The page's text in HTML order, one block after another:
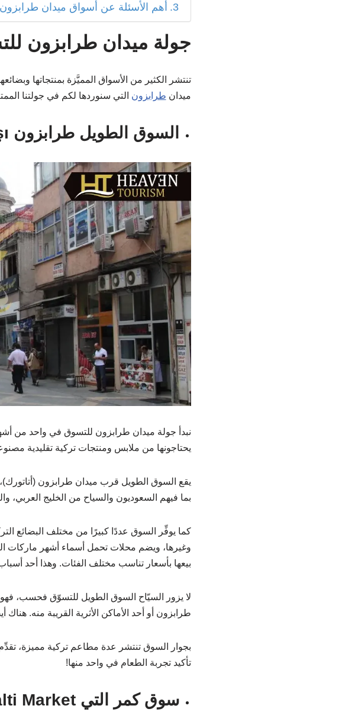
أهم الأسئلة عن أسواق ميدان طرابزون
جولة ميدان طرابزون
تنتشر الكثير من الأسواق المميَّزة بمنتجاتها
ميدان طرابزون التي سنوردها لكم في جولتنا
السوق الطويل طرابزون Trabzon Uzun çarşı
نبدأ جولة ميدان طرابزون للتسوق في واحد من
يحتاجونها من ملابس ومنتجات تركية تقليدية
يقع السوق الطويل قرب ميدان طرابزون
بما فيهم السعوديون والسياح من الخليج العربي،
كما يوفِّر السوق عددًا كبيرًا من مختلف البضائع
وغيرها، ويضم محلات تحمل أسماء أشهر ماركات
بيعها بأسعار تناسب مختلف الفئات. وهذا أحد
لا يزور السيّاح السوق الطويل للتسوّق فحسب،
طرابزون أو أحد الأماكن الأثرية القريبة منه. هناك
بجوار السوق تنتشر عدة مطاعم تركية مميزة،
تأكيد تجربة الطعام في واحد منها!
سوق كمر التي Kamralti Market